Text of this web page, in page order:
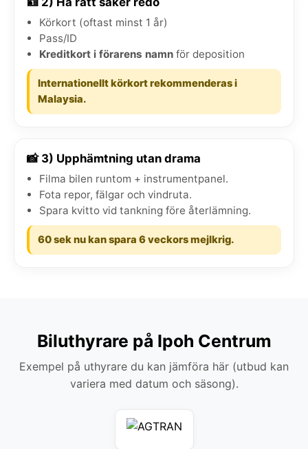
Körkort (oftast minst 1 år)
Pass/ID
Kreditkort i förarens namn för deposition
Internationellt körkort rekommenderas i
Malaysia.
📸 3) Upphämtning utan drama
Filma bilen runtom + instrumentpanel.
Fota repor, fälgar och vindruta.
Spara kvitto vid tankning före återlämning.
60 sek nu kan spara 6 veckors mejlkrig.
Biluthyrare på Ipoh Centrum
Exempel på uthyrare du kan jämföra här (utbud kan
variera med datum och säsong).